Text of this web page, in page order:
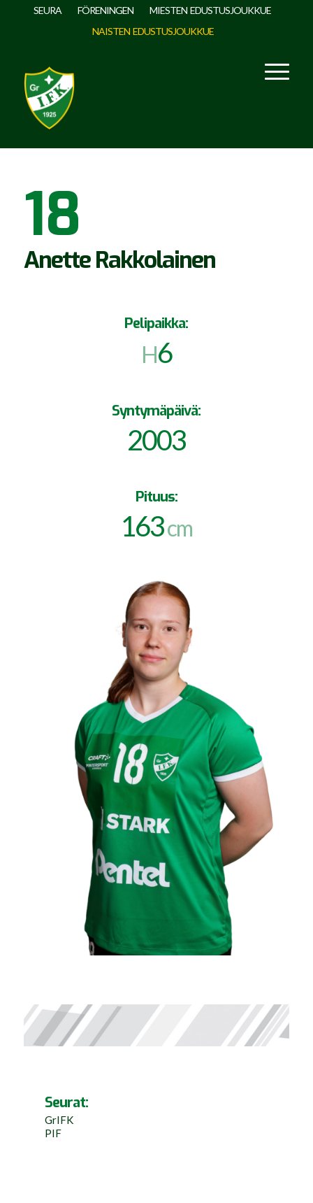
SEURA FÖRENINGEN
MIESTEN EDUSTUSJOUKKUE
NAISTEN EDUSTUSJOUKKUE
18
Anette Rakkolainen
Pelipaikka:
H6
Syntymäpäivä:
2003
Pituus:
163cm
Seurat:
GrIFK
PIF